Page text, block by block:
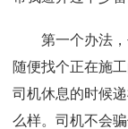
第一个办法
随便找个正在施
司机休息的时候
么样。司机不会